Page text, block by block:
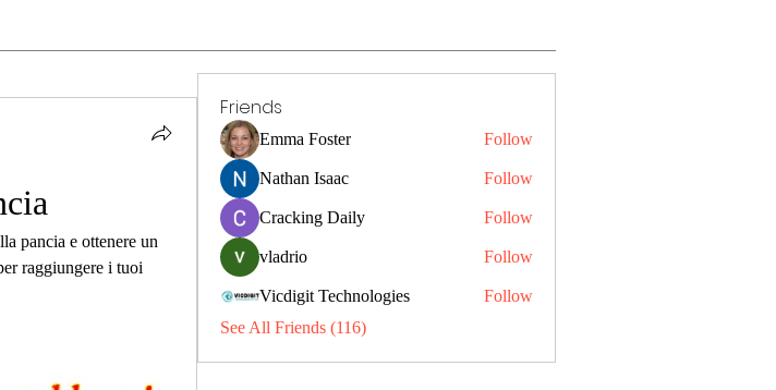
pancia e ottenere un
raggiungere i tuoi
Friends
Emma Foster Follow
Nathan Isaac Follow
Cracking Daily Follow
vladrio Follow
Vicdigit Technologies
Follow
See All Friends (116)